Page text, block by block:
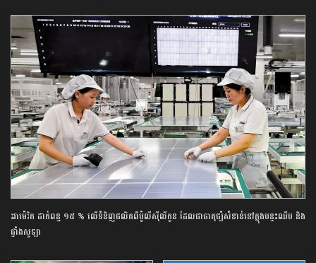
អាម៉េរិក ដាក់ពន្ធ ១៥ % លើទំនិញផលិតពីប៉ូលីស៊ីលីកូន ដែលជាធាតុផ្សំសំខាន់នៅក្នុងបន្ទះឈីប និង
ផ្ទាំងសូឡា